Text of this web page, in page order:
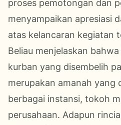
proses pemotongan dan
menyampaikan apresiasi
atas kelancaran kegiatan
Beliau menjelaskan
kurban yang disembelih
merupakan amanah yang
berbagai instansi, tokoh
perusahaan. Adapun